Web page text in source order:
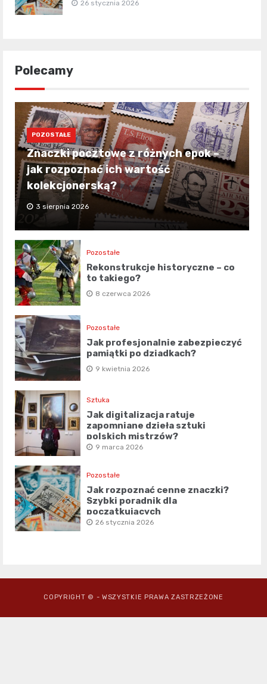
26 stycznia 2026
Polecamy
POZOSTAŁE
Znaczki pocztowe z różnych epok –
jak rozpoznać ich wartość
kolekcjonerską?
3 sierpnia 2026
Pozostałe
Rekonstrukcje historyczne – co
to takiego?
8 czerwca 2026
Pozostałe
Jak profesjonalnie zabezpieczyć
pamiątki po dziadkach?
9 kwietnia 2026
Sztuka
Jak digitalizacja ratuje
zapomniane dzieła sztuki
polskich mistrzów?
9 marca 2026
Pozostałe
Jak rozpoznać cenne znaczki?
Szybki poradnik dla
początkujących
26 stycznia 2026
COPYRIGHT © - WSZYSTKIE PRAWA ZASTRZEŻONE